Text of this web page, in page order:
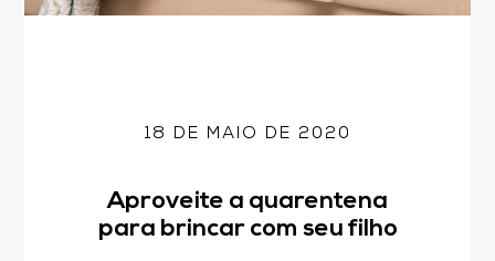
18 DE MAIO DE 2020
Aproveite a quarentena
para brincar com seu filho